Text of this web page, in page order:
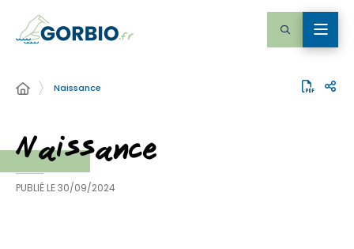
Naissance
Naissance
PUBLIÉ LE30/09/2024